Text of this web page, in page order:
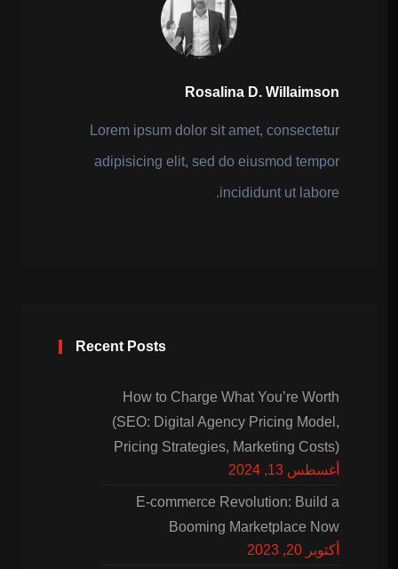
Rosalina D. Willaimson
Lorem ipsum dolor sit amet, consectetur
adipisicing elit, sed do eiusmod tempor
incididunt ut labore.
Recent Posts
How to Charge What You’re Worth
(SEO: Digital Agency Pricing Model,
Pricing Strategies, Marketing Costs)
أغسطس 13, 2024
E-commerce Revolution: Build a
Booming Marketplace Now
أكتوبر 20, 2023